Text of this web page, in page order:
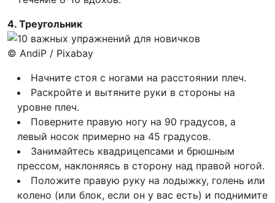
4. Треугольник
© AndiP / Pixabay
Начните стоя с ногами на расстоянии плеч.
Раскройте и вытяните руки в стороны на
уровне плеч.
Поверните правую ногу на 90 градусов, а
левый носок примерно на 45 градусов.
Занимайтесь квадрицепсами и брюшным
прессом, наклоняясь в сторону над правой ногой.
Положите правую руку на лодыжку, голень или
колено (или блок, если он у вас есть) и поднимите